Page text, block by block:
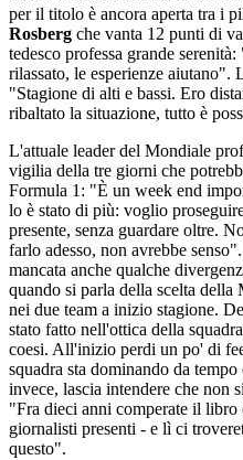
per il titolo è ancora aperta tra i
Rosberg che vanta 12 punti di
tedesco professa grande
rilassato, le esperienze aiutano".
"Stagione di alti e bassi. Ero
ribaltato la situazione, tutto è
L'attuale leader del Mondiale
vigilia della tre giorni che
Formula 1: "È un week end
lo è stato di più: voglio
presente, senza guardare oltre.
farlo adesso, non avrebbe
mancata anche qualche
quando si parla della scelta della
nei due team a inizio stagione.
stato fatto nell'ottica della
coesi. All'inizio perdi un po' di
squadra sta dominando da
invece, lascia intendere che non
"Fra dieci anni comperate il
giornalisti presenti - e lì ci
questo".